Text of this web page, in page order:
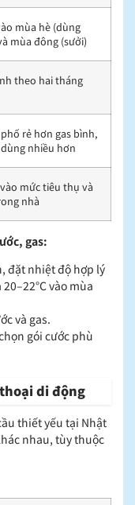
mùa hè (dùng
mùa đông (sưởi)
theo hai tháng
rẻ hơn gas bình,
nhiều hơn
mức tiêu thụ và
nhà
gas:
đặt nhiệt độ hợp lý
vào mùa
và gas.
gói cước phù
di động
thiết yếu tại Nhật
nhau, tùy thuộc